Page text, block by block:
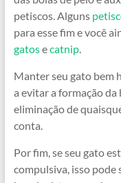
petiscos. Alguns
para esse fim e você
gatosecatnip.
Manter seu gato bem
a evitar a formação da
eliminação de
conta.
Por fim, se seu gato
compulsiva, isso pode